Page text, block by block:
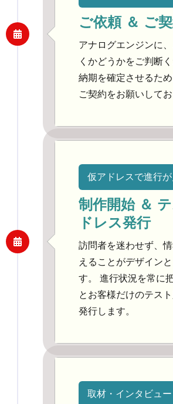
ご依頼 ＆ ご
アナログエンジンに
くかどうかをご判断
納期を確定させるた
ご契約をお願いしてお
仮アドレスで進行
制作開始 ＆
ドレス発行
訪問者を迷わせず、
えることがデザイン
す。 進行状況を常に
とお客様だけのテス
発行します。
取材・インタビュ